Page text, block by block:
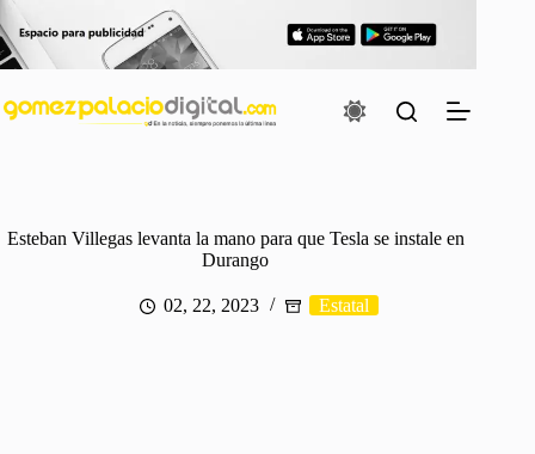
al
contenido
Esteban Villegas levanta la mano para que Tesla se instale en
Durango
02, 22, 2023 Estatal